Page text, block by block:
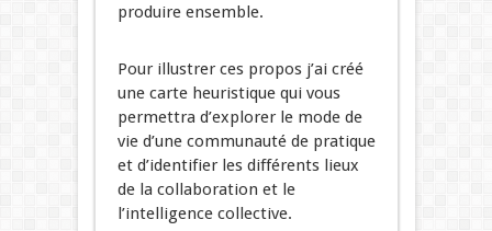
produire ensemble.
Pour illustrer ces propos j’ai créé
une carte heuristique qui vous
permettra d’explorer le mode de
vie d’une communauté de pratique
et d’identifier les différents lieux
de la collaboration et le
l’intelligence collective.